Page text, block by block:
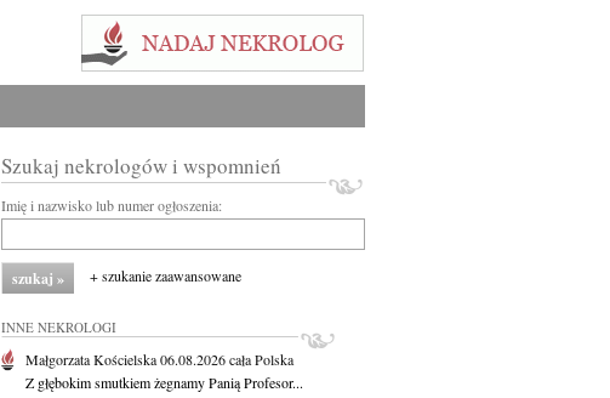
Szukaj nekrologów i wspomnień
Imię i nazwisko lub numer ogłoszenia:
+ szukanie zaawansowane
INNE NEKROLOGI
Małgorzata Kościelska06.08.2026cała Polska
Z głębokim smutkiem żegnamy Panią Profesor...